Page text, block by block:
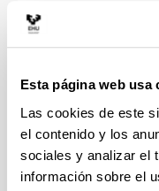
Esta página web usa
Las cookies de este
el contenido y los
sociales y analizar el
información sobre el
primeros auxilios
Los objetivos van
deseguridad, entre
seguridad en la
vascos y vascas
misma,
intervenciones al